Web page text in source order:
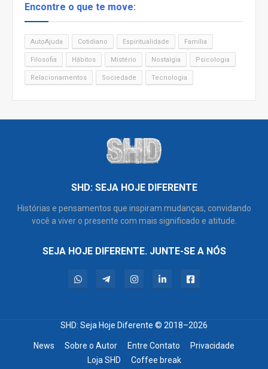
Encontre o que te move:
AutoAjuda Cotidiano Espiritualidade Família
Filosofia Hábitos Mistério Nostalgia Psicologia
Relacionamentos Sociedade Tecnologia
SHD: SEJA HOJE DIFERENTE
Histórias e pensamentos que inspiram mudanças, convidando
você a viver o presente com mais significado e atitude.
SEJA HOJE DIFERENTE. JUNTE-SE A NÓS
SHD: Seja Hoje Diferente © 2018–2026
News Sobre o Autor Entre Contato
Privacidade
Loja SHD
Coffee break